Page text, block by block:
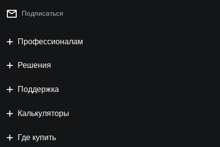
Подписаться
Профессионалам
Решения
Поддержка
Калькуляторы
Где купить